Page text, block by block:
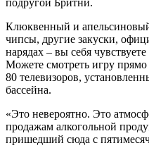
Клюквенный и
чипсы, другие закуски,
нарядах – вы себя
Можете смотреть игру
80 телевизоров,
бассейна.
«Это невероятно. Это
продажам алкогольной
пришедший сюда с